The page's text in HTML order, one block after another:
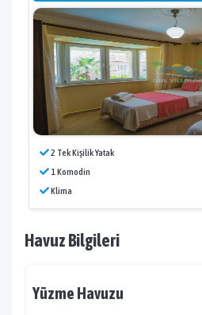
2 Tek Kişilik Yatak
1 Komodin
Klima
Havuz Bilgileri
Yüzme Havuzu